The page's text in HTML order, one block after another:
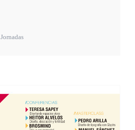
Jornadas